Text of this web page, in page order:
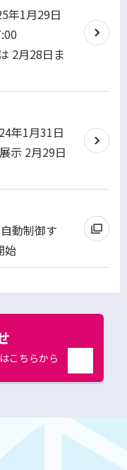
年1月29日
2月28日ま
年1月31日
示 2月29日
動制御す
始
こちらから